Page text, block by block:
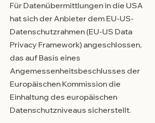
Für Datenübermittlungen in die USA
hat sich der Anbieter dem EU-US-
Datenschutzrahmen (EU-US Data
Privacy Framework) angeschlossen,
das auf Basis eines
Angemessenheitsbeschlusses der
Europäischen Kommission die
Einhaltung des europäischen
Datenschutzniveaus sicherstellt.